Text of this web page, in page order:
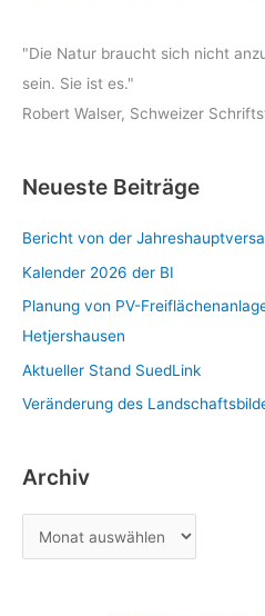
"Die Natur braucht sich nicht
sein. Sie ist es."
Robert Walser, Schweizer
Neueste Beiträge
Bericht von der
Kalender 2026 der BI
Planung von PV-
Hetjershausen
Aktueller Stand SuedLink
Veränderung des
Archiv